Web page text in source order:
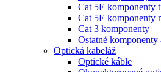
Cat 5E komponenty
Cat 5E komponenty
Cat 3 komponenty
Ostatné komponenty
Optická kabeláž
Optické káble